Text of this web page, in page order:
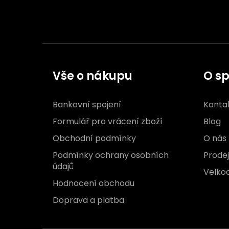
Vše o nákupu
Bankovní spojení
Formulář pro vrácení zboží
Obchodní podmínky
Podmínky ochrany osobních
údajů
Hodnocení obchodu
Doprava a platba
O
Blog
O nás